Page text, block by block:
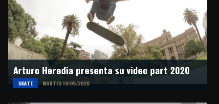
Arturo Heredia presenta su video part 2020
SKATE MARTES 19/05/2020